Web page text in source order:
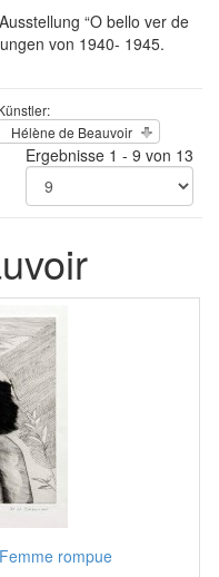
“O bello ver de
von 1940- 1945.
Hélène de Beauvoir
Ergebnisse 1 - 9 von 13
rompue